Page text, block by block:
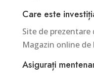
Care este
Site de prezentare
Magazin online de
Asigurați